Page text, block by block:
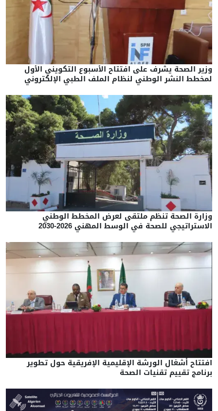
وزير الصحة يشرف على افتتاح الأسبوع التكويني الأول
لمخطط النشر الوطني لنظام الملف الطبي الإلكتروني
وزارة الصحة تنظم ملتقى لعرض المخطط الوطني
الاستراتيجي للصحة في الوسط المهني 2026-2030
افتتاح أشغال الورشة الإقليمية الإفريقية حول تطوير
برنامج تقييم تقنيات الصحة